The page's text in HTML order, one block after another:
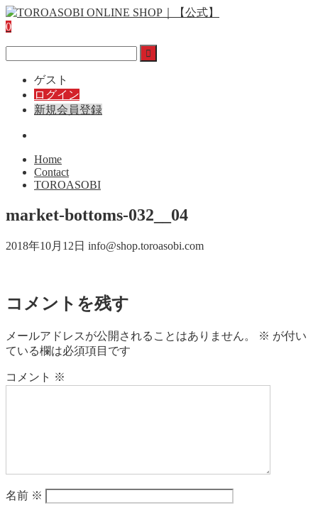
0
ゲスト
ログイン
新規会員登録
Home
Contact
TOROASOBI
market-bottoms-032__04
2018年10月12日 info@shop.toroasobi.com
コメントを残す
メールアドレスが公開されることはありません。 ※ が付い
ている欄は必須項目です
コメント ※
名前 ※